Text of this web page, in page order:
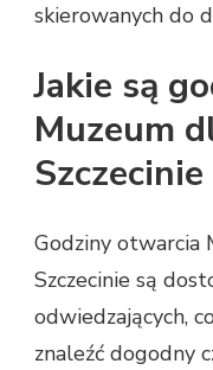
skierowanych do
Jakie są
Muzeum
Szczecinie
Godziny otwarcia
Szczecinie są
odwiedzających,
znaleźć dogodny